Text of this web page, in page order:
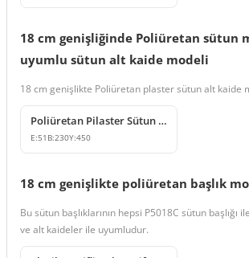
18 cm genişliğinde Poliüretan sütun
uyumlu sütun alt kaide modeli
18 cm genişlikte Poliüretan plaster sütun alt kaide
Poliüretan Pilaster Sütun Kaidesi ve Başlığı
E:51 B:230Y:450
18 cm genişlikte poliüretan başlık
Bu sütun başlıklarının hepsi P5018C sütun başlığı
ve alt kaideler ile uyumludur.